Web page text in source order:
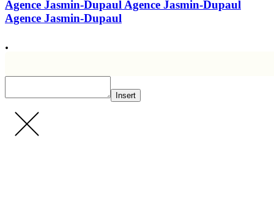
Agence Jasmin-Dupaul Agence Jasmin-Dupaul
Agence Jasmin-Dupaul
.
Insert